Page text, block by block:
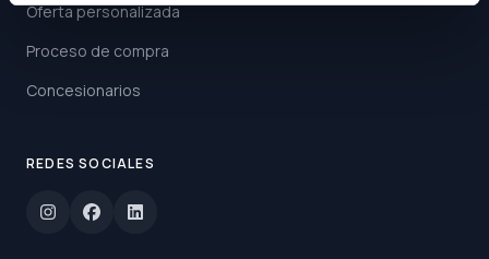
Oferta personalizada
Proceso de compra
Concesionarios
REDES SOCIALES